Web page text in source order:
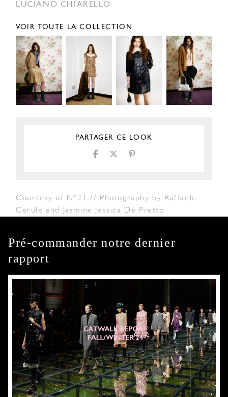
LUCIANO CHIARELLO
VOIR TOUTE LA COLLECTION
PARTAGER CE LOOK
Courtesy of N°21 // Photography by Raffaele
Cerulo and Jasmine Jessica De Pretto
Pré-commander notre dernier
rapport